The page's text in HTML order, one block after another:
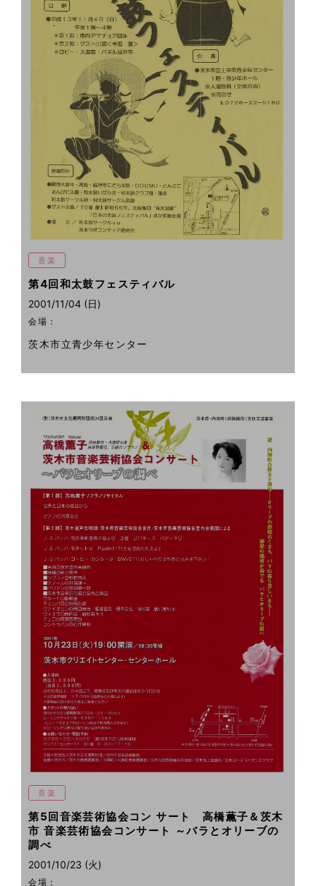
音楽
第4回和太鼓フェスティバル
2001/11/04 (日)
会場：
茨木市立青少年センター
音楽
第5回音楽芸術協会コン サート 高橋薫子＆茨木
市 音楽芸術協会コンサート ～バラとオリーブの
調べ
2001/10/23 (火)
会場：